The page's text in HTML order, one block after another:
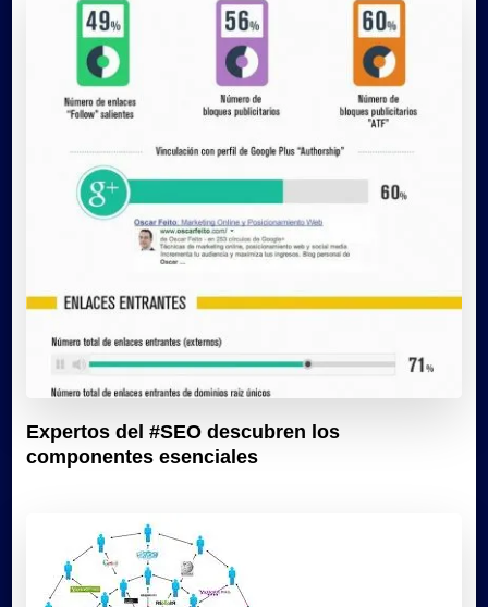
Expertos del #SEO descubren los
componentes esenciales